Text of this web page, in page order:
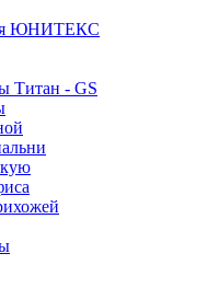
ЮНИТЕКС
Титан - GS